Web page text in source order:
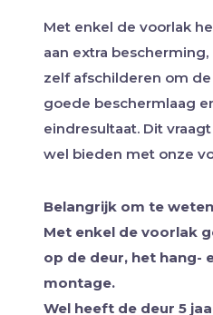
Met enkel de voorlak
aan extra
zelf afschilderen om
goede beschermlaag
eindresultaat. Dit
wel bieden met onze
Belangrijk om te
Met enkel de voorlak
op de deur, het hang-
montage.
Wel heeft de deur 5